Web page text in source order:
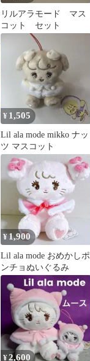
リルアラモード マス
コット セット
¥ 1,505
Lil ala mode mikko ナッ
ツ マスコット
¥1,900
Lil ala mode おめかしポ
ンチョぬいぐるみ
¥2,600